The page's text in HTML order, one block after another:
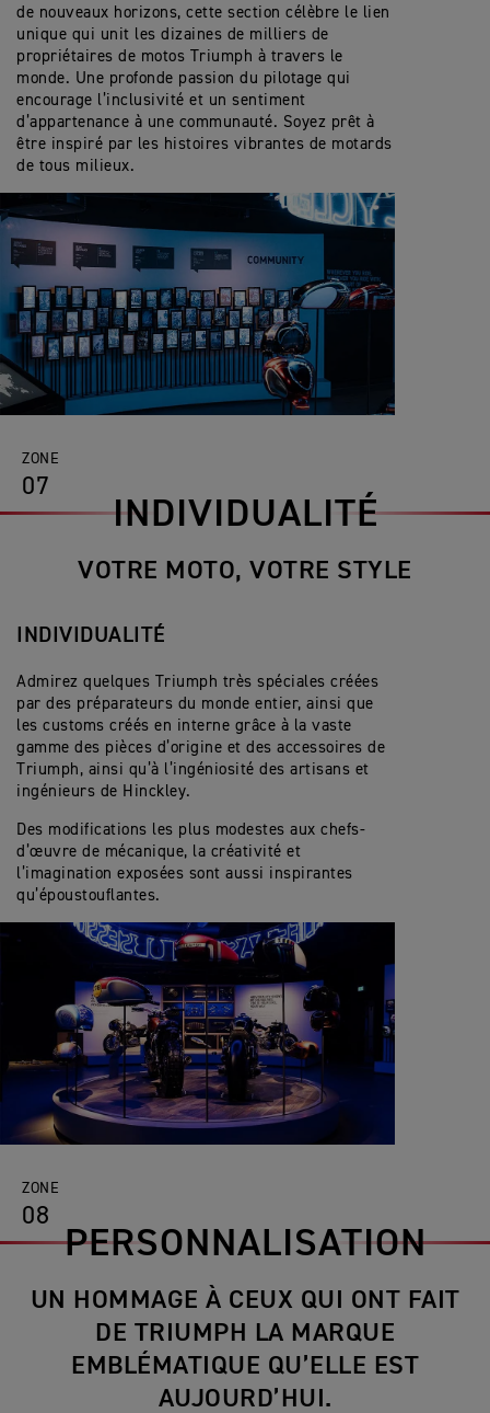
de nouveaux horizons, cette section célèbre le lien
unique qui unit les dizaines de milliers de
propriétaires de motos Triumph à travers le
monde. Une profonde passion du pilotage qui
encourage l’inclusivité et un sentiment
d’appartenance à une communauté. Soyez prêt à
être inspiré par les histoires vibrantes de motards
de tous milieux.
ZONE
07
INDIVIDUALITÉ
VOTRE MOTO, VOTRE STYLE
INDIVIDUALITÉ
Admirez quelques Triumph très spéciales créées
par des préparateurs du monde entier, ainsi que
les customs créés en interne grâce à la vaste
gamme des pièces d’origine et des accessoires de
Triumph, ainsi qu’à l’ingéniosité des artisans et
ingénieurs de Hinckley.
Des modifications les plus modestes aux chefs-
d’œuvre de mécanique, la créativité et
l’imagination exposées sont aussi inspirantes
qu’époustouflantes.
ZONE
08
PERSONNALISATION
UN HOMMAGE À CEUX QUI ONT FAIT
DE TRIUMPH LA MARQUE
EMBLÉMATIQUE QU’ELLE EST
AUJOURD’HUI.